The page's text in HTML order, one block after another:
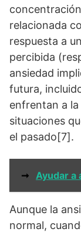
relacionada
respuesta a
percibida
ansiedad
futura,
enfrentan a
situaciones
el pasado[7].
➞ Ayudar a
Aunque la
normal,